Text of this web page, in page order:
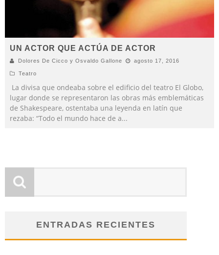
UN ACTOR QUE ACTÚA DE ACTOR
Dolores De Cicco y Osvaldo Gallone agosto 17, 2016
Teatro
La divisa que ondeaba sobre el edificio del teatro El Globo,
lugar donde se representaron las obras más emblemáticas
de Shakespeare, ostentaba una leyenda en latín que
rezaba: “Todo el mundo hace de a...
ENTRADAS RECIENTES